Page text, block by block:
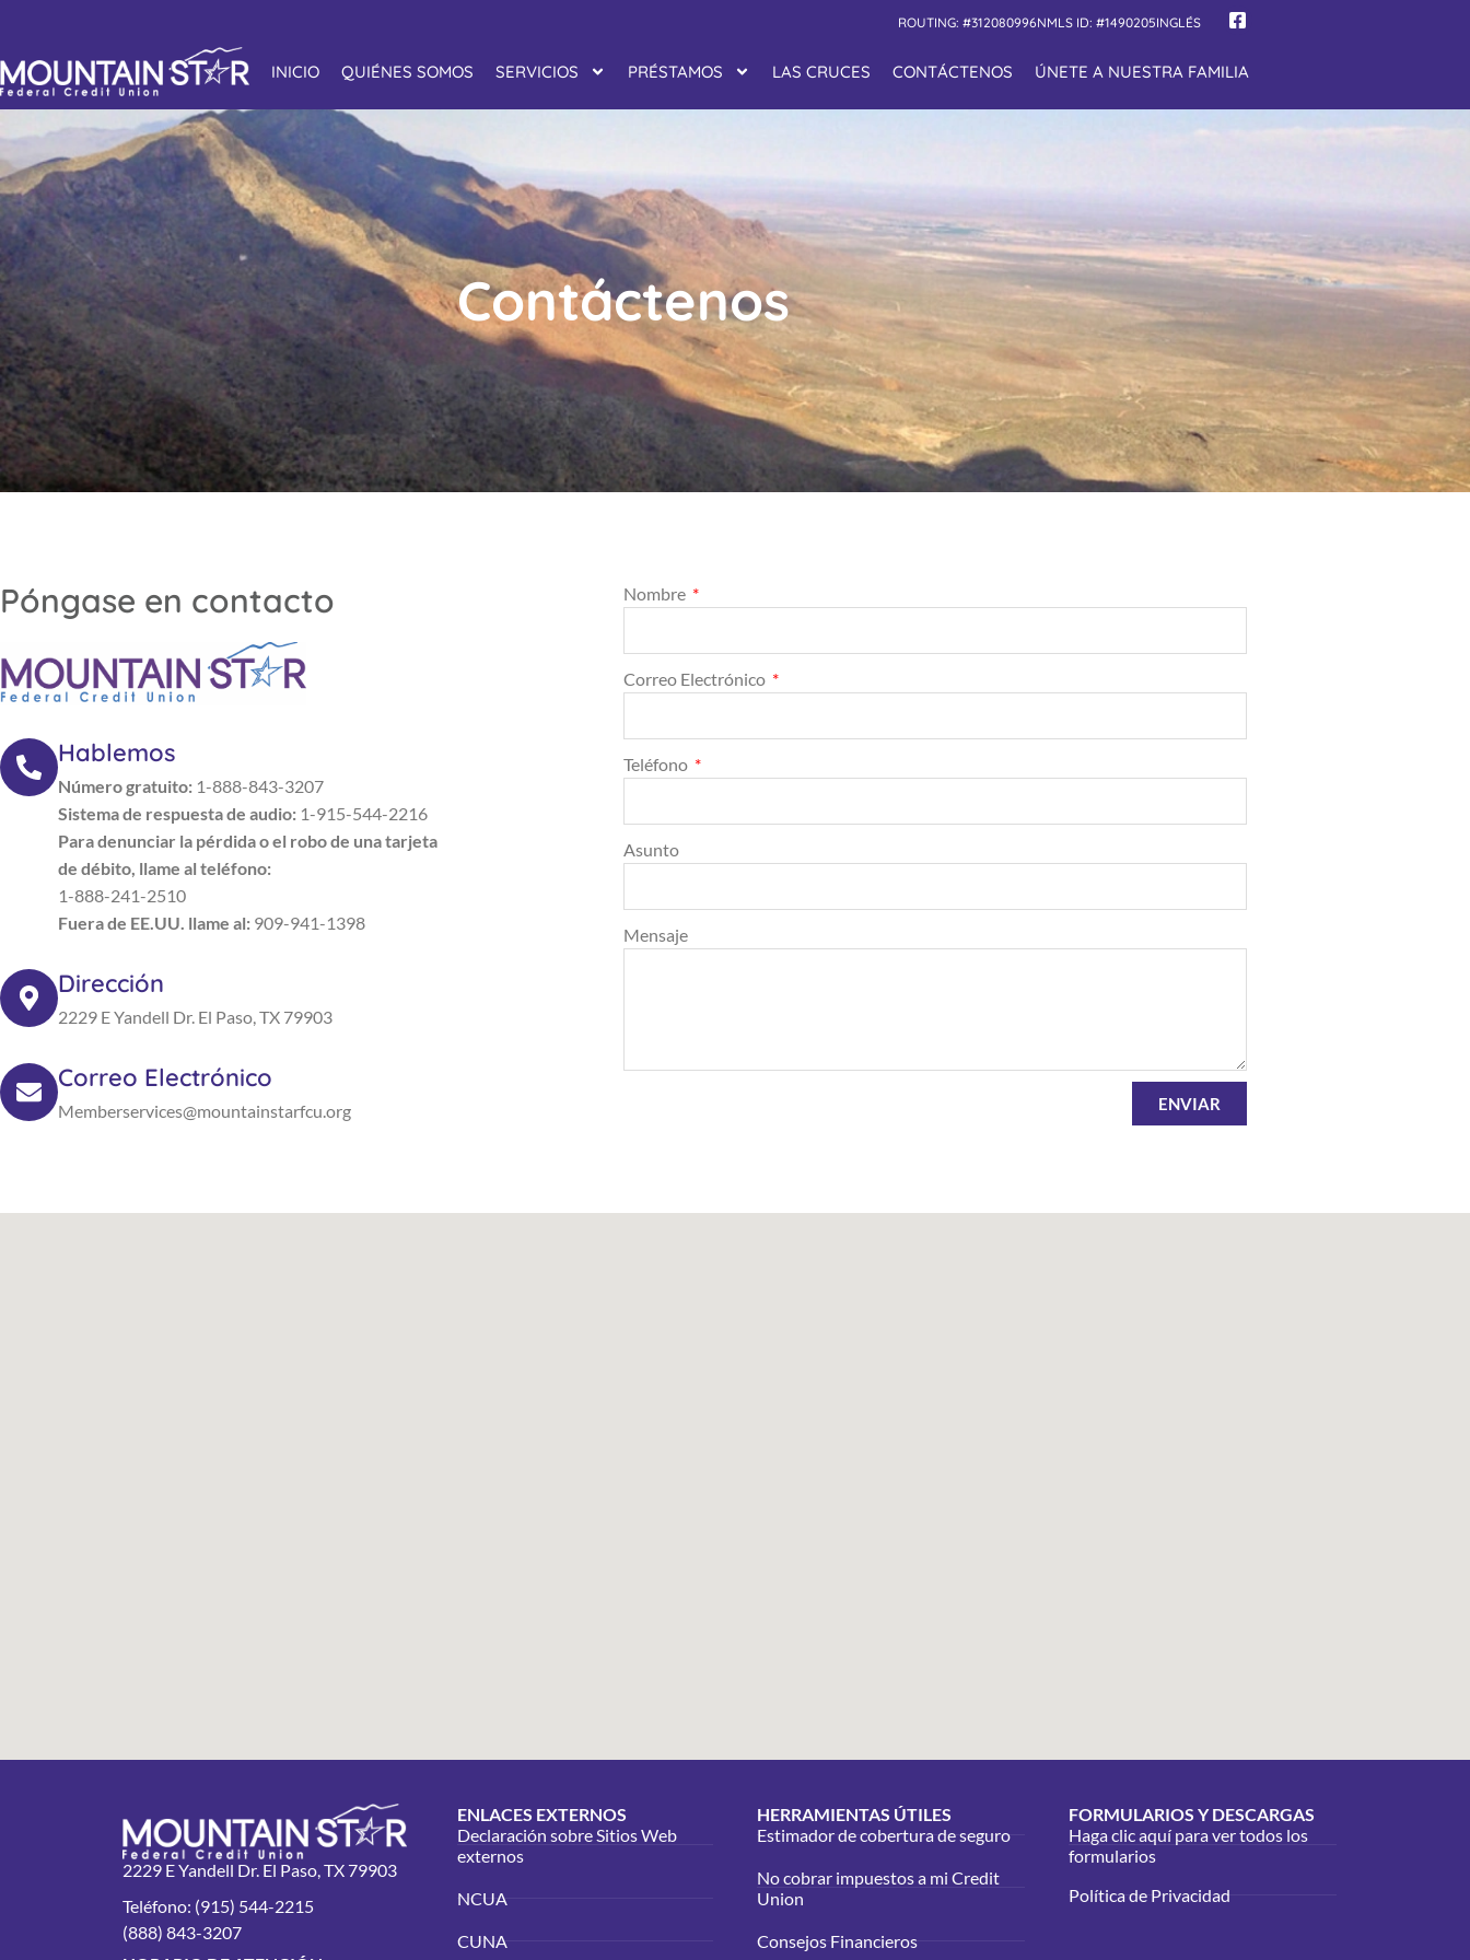
ROUTING: #312080996NMLS ID: #1490205INGLÉS
INICIO QUIÉNES SOMOS SERVICIOS PRÉSTAMOS LAS CRUCES CONTÁCTENOS ÚNETE A NUESTRA FAMILIA
Contáctenos
Póngase en contacto
Hablemos
Número gratuito: 1-888-843-3207
Sistema de respuesta de audio: 1-915-544-2216
Para denunciar la pérdida o el robo de una tarjeta
de débito, llame al teléfono:
1-888-241-2510
Fuera de EE.UU. llame al: 909-941-1398
Dirección
2229 E Yandell Dr. El Paso, TX 79903
Correo Electrónico
Memberservices@mountainstarfcu.org
Nombre
Correo Electrónico
Teléfono
Asunto
Mensaje
ENVIAR
2229 E Yandell Dr. El Paso, TX 79903
Teléfono: (915) 544-2215
(888) 843-3207
ENLACES EXTERNOS
Declaración sobre Sitios Web
externos
NCUA
CUNA
HERRAMIENTAS ÚTILES
Estimador de cobertura de seguro
No cobrar impuestos a mi Credit
Union
Consejos Financieros
FORMULARIOS Y DESCARGAS
Haga clic aquí para ver todos los
formularios
Política de Privacidad